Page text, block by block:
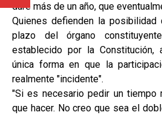
dure más de un año, que
Quienes defienden la
plazo del órgano
establecido por la Constitución,
única forma en que la
realmente "incidente".
"Si es necesario pedir un tiempo
que hacer. No creo que sea el